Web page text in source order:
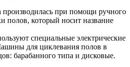
производилась при помощи ручного
полов, который носит название
специальные электрические
для циклевания полов в
барабанного типа и дисковые.